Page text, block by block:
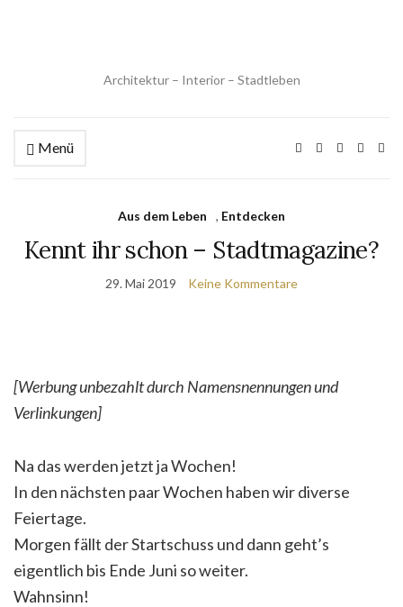
Architektur – Interior – Stadtleben
Menü
Aus dem Leben , Entdecken
Kennt ihr schon – Stadtmagazine?
29. Mai 2019 Keine Kommentare
[Werbung unbezahlt durch Namensnennungen und
Verlinkungen]
Na das werden jetzt ja Wochen!
In den nächsten paar Wochen haben wir diverse
Feiertage.
Morgen fällt der Startschuss und dann geht’s
eigentlich bis Ende Juni so weiter.
Wahnsinn!